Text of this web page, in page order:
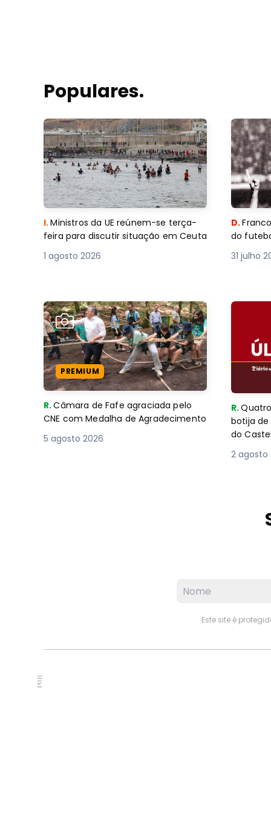
Populares.
I.Ministros da UE reúnem-se terça-
feira para discutir situação em Ceuta
1 agosto 2026
D.
do
31 julho
PREMIUM
R.Câmara de Fafe agraciada pelo
CNE com Medalha de Agradecimento
5 agosto 2026
R.
botija
do
2 agosto
Este site é
PUB.